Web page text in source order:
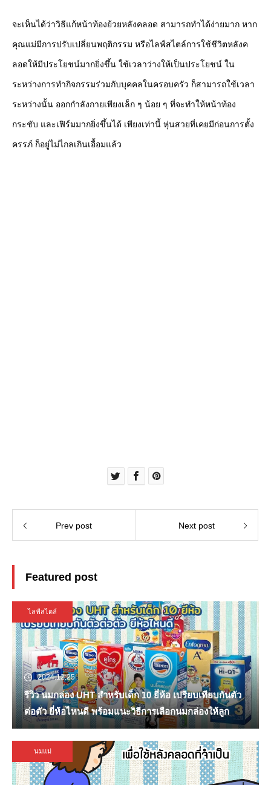
จะเห็นได้ว่าวิธีแก้หน้าท้องย้วยหลังคลอด สามารถทำได้ง่ายมาก หาก
คุณแม่มีการปรับเปลี่ยนพฤติกรรม หรือไลฟ์สไตล์การใช้ชีวิตหลังค
ลอดให้มีประโยชน์มากยิ่งขึ้น ใช้เวลาว่างให้เป็นประโยชน์ ใน
ระหว่างการทำกิจกรรมร่วมกับบุคคลในครอบครัว ก็สามารถใช้เวลา
ระหว่างนั้น ออกกำลังกายเพียงเล็ก ๆ น้อย ๆ ที่จะทำให้หน้าท้อง
กระชับ และเฟิร์มมากยิ่งขึ้นได้ เพียงเท่านี้ หุ่นสวยที่เคยมีก่อนการตั้ง
ครรภ์ ก็อยู่ไม่ไกลเกินเอื้อมแล้ว
Prev post Next post
Featured post
ไลฟ์สไตล์
2024.12.25
รีวิว นมกล่อง UHT สำหรับเด็ก 10 ยี่ห้อ เปรียบเทียบกันตัว
ต่อตัว ยี่ห้อไหนดี พร้อมแนะวิธีการเลือกนมกล่องให้ลูก
นมแม่